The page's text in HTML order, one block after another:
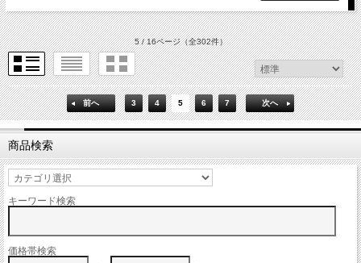
5 / 16ページ（全302件）
前へ 3 4 5 6 7 次へ
商品検索
キーワード検索
価格帯検索